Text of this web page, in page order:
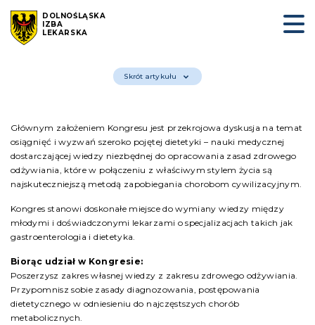
DOLNOŚLĄSKA
IZBA
LEKARSKA
Skrót artykułu
Głównym założeniem Kongresu jest przekrojowa dyskusja na temat
osiągnięć i wyzwań szeroko pojętej dietetyki – nauki medycznej
dostarczającej wiedzy niezbędnej do opracowania zasad zdrowego
odżywiania, które w połączeniu z właściwym stylem życia są
najskuteczniejszą metodą zapobiegania chorobom cywilizacyjnym.
Kongres stanowi doskonałe miejsce do wymiany wiedzy między
młodymi i doświadczonymi lekarzami o specjalizacjach takich jak
gastroenterologia i dietetyka.
Biorąc udział w Kongresie:
Poszerzysz zakres własnej wiedzy z zakresu zdrowego odżywiania.
Przypomnisz sobie zasady diagnozowania, postępowania
dietetycznego w odniesieniu do najczęstszych chorób
metabolicznych.